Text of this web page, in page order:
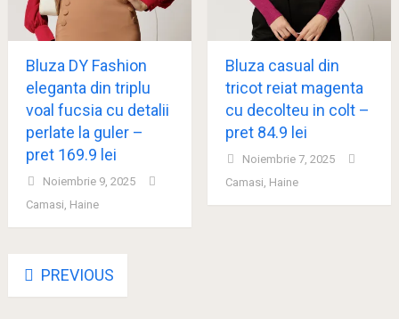
Bluza DY Fashion
eleganta din triplu
voal fucsia cu detalii
perlate la guler –
pret 169.9 lei
Noiembrie 9, 2025
Camasi, Haine
Bluza casual din
tricot reiat magenta
cu decolteu in colt –
pret 84.9 lei
Noiembrie 7, 2025
Camasi, Haine
Posts
navigation
PREVIOUS